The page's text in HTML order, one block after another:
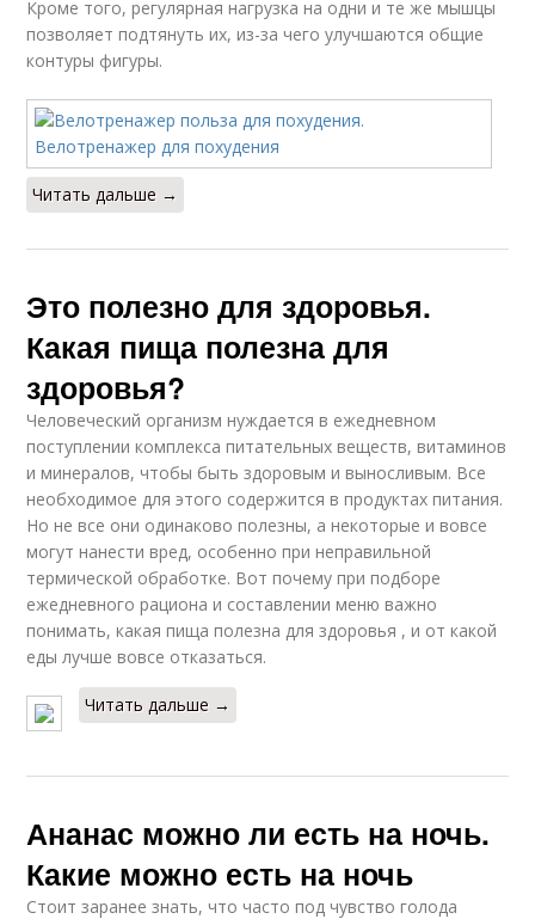
Кроме того, регулярная нагрузка на одни и те же мышцы
позволяет подтянуть их, из-за чего улучшаются общие
контуры фигуры.
Читать дальше →
Это полезно для здоровья.
Какая пища полезна для
здоровья?
Человеческий организм нуждается в ежедневном
поступлении комплекса питательных веществ, витаминов
и минералов, чтобы быть здоровым и выносливым. Все
необходимое для этого содержится в продуктах питания.
Но не все они одинаково полезны, а некоторые и вовсе
могут нанести вред, особенно при неправильной
термической обработке. Вот почему при подборе
ежедневного рациона и составлении меню важно
понимать, какая пища полезна для здоровья , и от какой
еды лучше вовсе отказаться.
Читать дальше →
Ананас можно ли есть на ночь.
Какие можно есть на ночь
Стоит заранее знать, что часто под чувство голода